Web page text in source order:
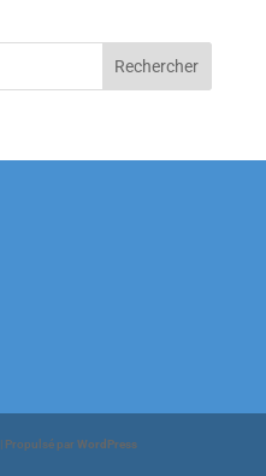
| Propulsé parWordPress